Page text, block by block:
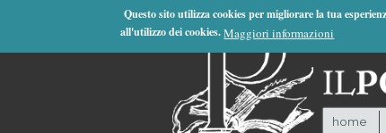
Questo sito utilizza cookies per migliorare la tua
all'utilizzo dei cookies. Maggiori informazioni
home